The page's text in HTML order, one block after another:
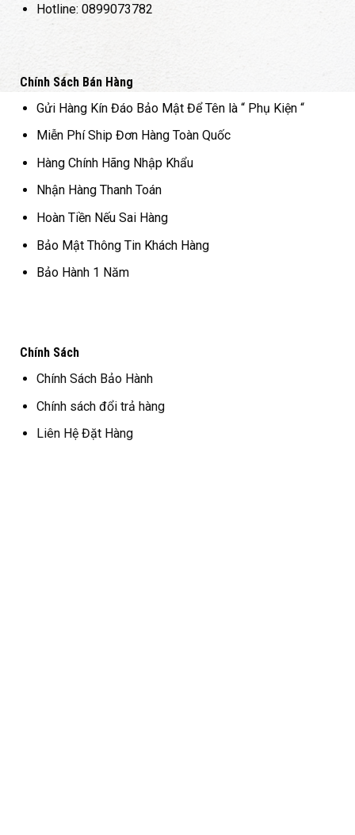
Hotline: 0899073782
Chính Sách Bán Hàng
Gửi Hàng Kín Đáo Bảo Mật Để Tên là “ Phụ Kiện “
Miễn Phí Ship Đơn Hàng Toàn Quốc
Hàng Chính Hãng Nhập Khẩu
Nhận Hàng Thanh Toán
Hoàn Tiền Nếu Sai Hàng
Bảo Mật Thông Tin Khách Hàng
Bảo Hành 1 Năm
Chính Sách
Chính Sách Bảo Hành
Chính sách đổi trả hàng
Liên Hệ Đặt Hàng